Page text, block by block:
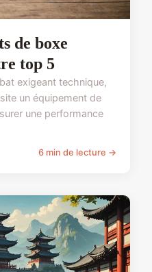
de boxe
top 5
exigeant technique,
un équipement de
une performance
6 min de lecture →